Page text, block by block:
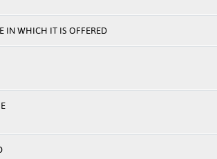
IN WHICH IT IS OFFERED